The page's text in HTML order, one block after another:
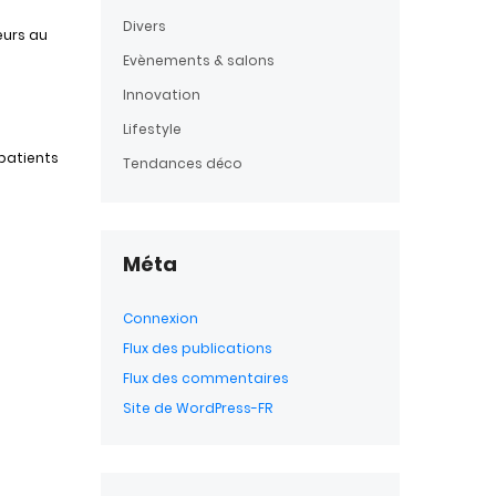
au
Divers
Evènements & salons
Innovation
Lifestyle
Tendances déco
Méta
Connexion
Flux des publications
Flux des commentaires
Site de WordPress-FR